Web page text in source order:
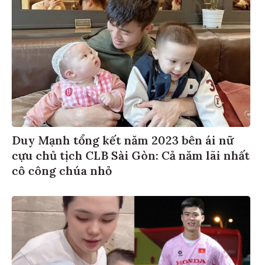
Duy Mạnh tổng kết năm 2023 bên ái nữ
cựu chủ tịch CLB Sài Gòn: Cả năm lãi nhất
cô công chúa nhỏ